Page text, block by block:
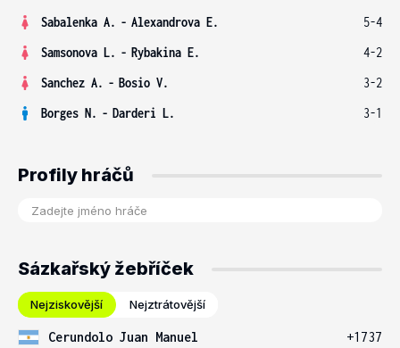
Sabalenka A. - Alexandrova E.
5-4
Samsonova L. - Rybakina E.
4-2
Sanchez A. - Bosio V.
3-2
Borges N. - Darderi L. 3-1
Profily hráčů
Sázkařský žebříček
Nejziskovější Nejztrátovější
Cerundolo Juan Manuel
+1737